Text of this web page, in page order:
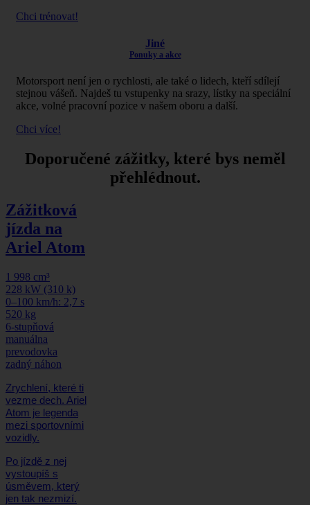
Chci trénovat!
Jiné
Ponuky a akce
Motorsport není jen o rychlosti, ale také o lidech, kteří sdílejí
stejnou vášeň. Najdeš tu vstupenky na srazy, lístky na speciální
akce, volné pracovní pozice v našem oboru a další.
Chci více!
Doporučené zážitky, které bys neměl
přehlédnout.
Zážitková
jízda na
Ariel Atom
1 998 cm³
228 kW (310 k)
0–100 km/h: 2,7 s
520 kg
6-stupňová
manuálna
prevodovka
zadný náhon
Zrychlení, které ti
vezme dech. Ariel
Atom je legenda
mezi sportovními
vozidly.
Po jízdě z nej
vystoupíš s
úsměvem, který
jen tak nezmizí.